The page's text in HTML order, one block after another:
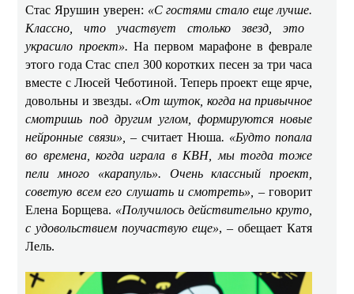
Стас Ярушин уверен: «С гостями стало еще лучше.
Классно, что участвует столько звезд, это
украсило проект». На первом марафоне в феврале
этого года Стас спел 300 коротких песен за три часа
вместе с Люсей Чеботиной. Теперь проект еще ярче,
довольны и звезды. «От шуток, когда на привычное
смотришь под другим углом, формируются новые
нейронные связи»,
– считает Нюша. «Будто попала
во времена, когда играла в КВН, мы тогда тоже
пели много «карапуль». Очень классный проект,
советую всем его слушать и смотреть»,
– говорит
Елена Борщева. «Получилось действительно круто,
с удовольствием поучаствую еще», – обещает Катя
Лель.